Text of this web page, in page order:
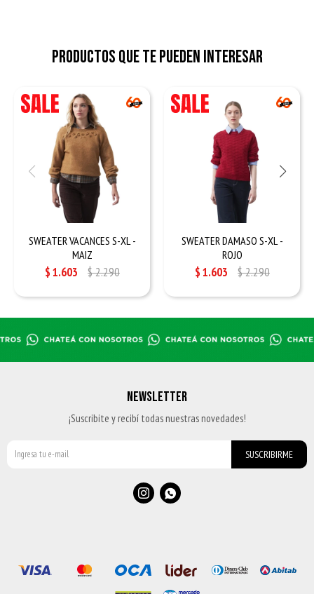
Productos que te pueden interesar
SWEATER VACANCES S-XL -
MAIZ
$1.603 $2.290
SWEATER DAMASO S-XL -
ROJO
$1.603 $2.290
NEWSLETTER
¡Suscribite y recibí todas nuestras novedades!
SUSCRIBIRME
 